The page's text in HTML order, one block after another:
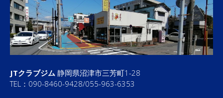
JTクラブジム 静岡県沼津市三芳町1-28
TEL：090-8460-9428/055-963-6353